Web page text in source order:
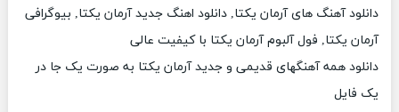
دانلود آهنگ های آرمان یکتا, دانلود اهنگ جدید آرمان یکتا, بیوگرافی
آرمان یکتا, فول آلبوم آرمان یکتا با کیفیت عالی
دانلود همه آهنگهای قدیمی و جدید آرمان یکتا به صورت یک جا در
یک فایل